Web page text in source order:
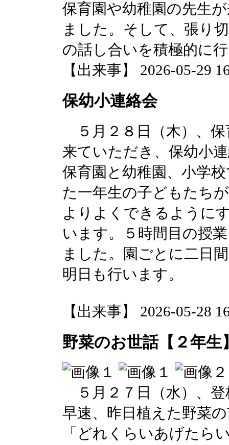
保育園や幼稚園の先生
ました。そして、張り
の話し合いを積極的に
【出来事】 2026-05-29
保幼小連絡会
５月２８日（木）、
来ていただき、保幼小
保育園と幼稚園、小学
た一年生の子どもたち
よりよくできるように
います。５時間目の授
ました。園ごとに二日
明日も行います。
【出来事】 2026-05-28
野菜のお世話【２年生
５月２７日（水）、
早速、昨日植えた野菜
「どれくらいあげたら